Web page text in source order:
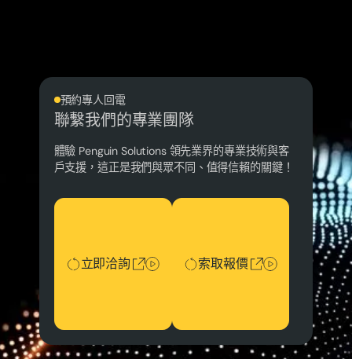
預約專人回電
聯繫我們的專業團隊
體驗 Penguin Solutions 領先業界的專業技術與客
戶支援，這正是我們與眾不同、值得信賴的關鍵！
立即洽詢
立即洽詢
索取報價
索取報價